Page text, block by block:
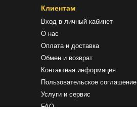
Клиентам
Вход в личный кабинет
О нас
Оплата и доставка
Обмен и возврат
Контактная информация
Пользовательское соглашение
Услуги и сервис
FAQ